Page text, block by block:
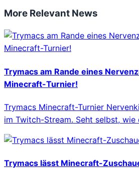
More Relevant News
Trymacs am Rande eines
Minecraft-Turnier!
Trymacs Minecraft-Turnier
im Twitch-Stream. Seht selbst,
Trymacs lässt Minecraft-